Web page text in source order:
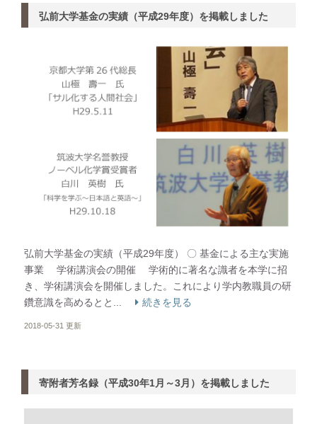
弘前大学基金の実績（平成29年度）を掲載しました
弘前大学基金の実績（平成29年度） 〇 基金による主な実施
事業 学術講演会の開催 学術的に著名な識者を本学に招
き、学術講演会を開催しました。これにより学内教職員の研
鑽意識を高めるとと...
続きを見る
2018-05-31 更新
寄附者芳名録（平成30年1月～3月）を掲載しました